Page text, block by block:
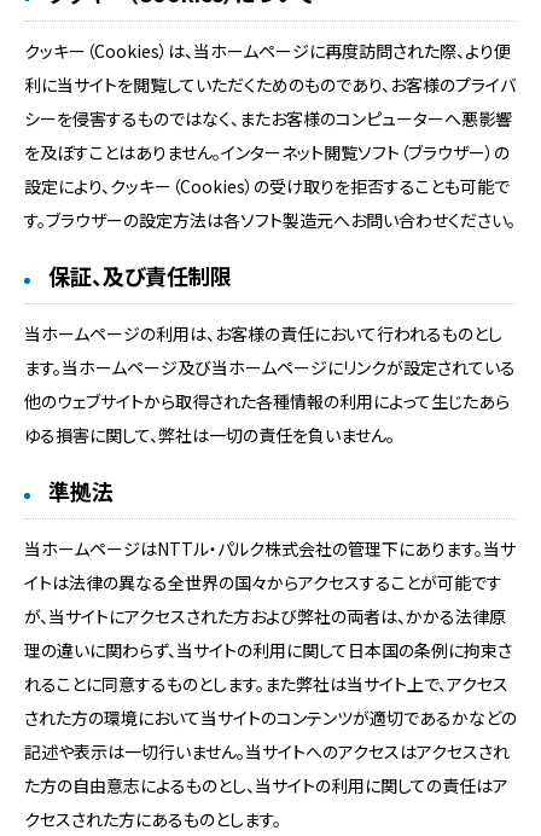
クッキー（Cookies）は、当ホームページに再度訪問された際、より便
利に当サイトを閲覧していただくためのものであり、お客様のプライバ
シーを侵害するものではなく、またお客様のコンピューターへ悪影響
を及ぼすことはありません。インターネット閲覧ソフト（ブラウザー）の
設定により、クッキー（Cookies）の受け取りを拒否することも可能で
す。ブラウザーの設定方法は各ソフト製造元へお問い合わせください。
保証、及び責任制限
当ホームページの利用は、お客様の責任において行われるものとし
ます。当ホームページ及び当ホームページにリンクが設定されている
他のウェブサイトから取得された各種情報の利用によって生じたあら
ゆる損害に関して、弊社は一切の責任を負いません。
準拠法
当ホームページはNTTル・パルク株式会社の管理下にあります。当サ
イトは法律の異なる全世界の国々からアクセスすることが可能です
が、当サイトにアクセスされた方および弊社の両者は、かかる法律原
理の違いに関わらず、当サイトの利用に関して日本国の条例に拘束さ
れることに同意するものとします。また弊社は当サイト上で、アクセス
された方の環境において当サイトのコンテンツが適切であるかなどの
記述や表示は一切行いません。当サイトへのアクセスはアクセスされ
た方の自由意志によるものとし、当サイトの利用に関しての責任はア
クセスされた方にあるものとします。